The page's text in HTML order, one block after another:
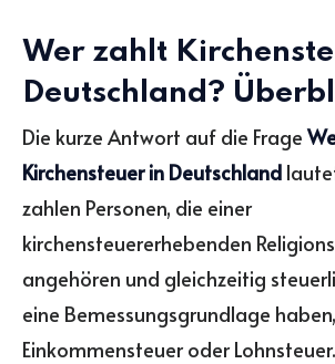
Wer zahlt
Deutschland?
Die kurze Antwort auf die Frage
Kirchensteuer in Deutschland
zahlen Personen, die einer
kirchensteuererhebenden
angehören und gleichzeitig
eine Bemessungsgrundlage
Einkommensteuer oder Lohnsteuer.